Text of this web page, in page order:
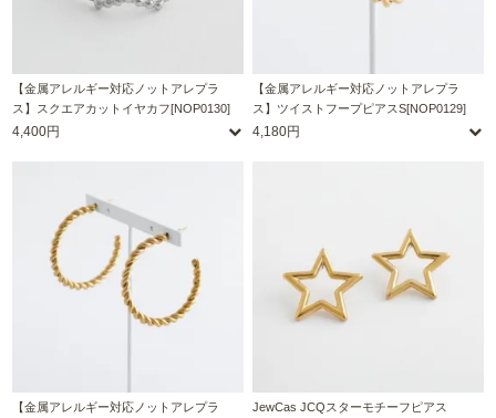
【金属アレルギー対応ノットアレプラ
ス】スクエアカットイヤカフ[NOP0130]
4,400円
【金属アレルギー対応ノットアレプラ
ス】ツイストフープピアスS[NOP0129]
4,180円
【金属アレルギー対応ノットアレプラ
JewCas JCQスターモチーフピアス